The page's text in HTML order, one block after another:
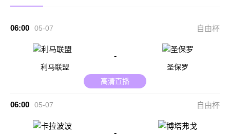
06:00 05-07 自由杯
利马联盟
-
圣保罗
高清直播
06:00 05-07 自由杯
-